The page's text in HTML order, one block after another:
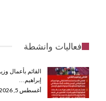
فعاليات وانشطة
القائم بأعمال
إبراهيم…
أغسطس 5, 2026